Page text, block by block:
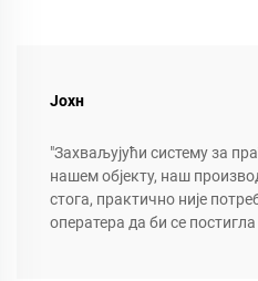
Јохн
"Захваљујући систему за
нашем објекту, наш
стога, практично није
оператера да би се